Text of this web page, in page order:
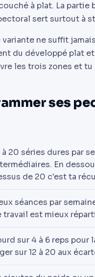
à plat. La
sert surtout à
ne suffit
du développé plat
les trois zones et
ses
à 20 séries dures par
En
de 20 c'est ta
séances par
travail est mieux
sur 4 à 6 reps pour
sur 12 à 20 aux